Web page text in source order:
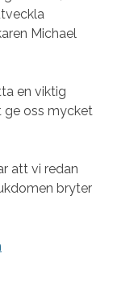
Michael
en viktig
ge oss mycket
att vi redan
bryter